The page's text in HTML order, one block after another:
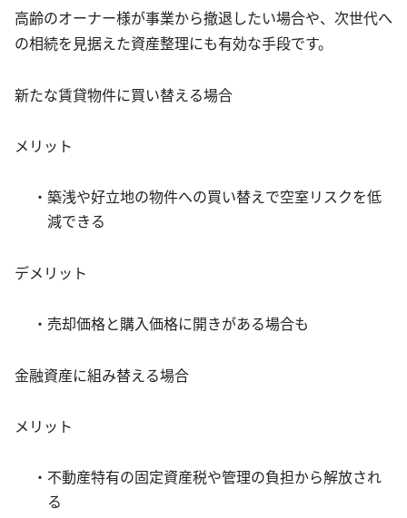
高齢のオーナー様が事業から撤退したい場合や、次世代へ
の相続を見据えた資産整理にも有効な手段です。
新たな賃貸物件に買い替える場合
メリット
築浅や好立地の物件への買い替えで空室リスクを低
減できる
デメリット
売却価格と購入価格に開きがある場合も
金融資産に組み替える場合
メリット
不動産特有の固定資産税や管理の負担から解放され
る